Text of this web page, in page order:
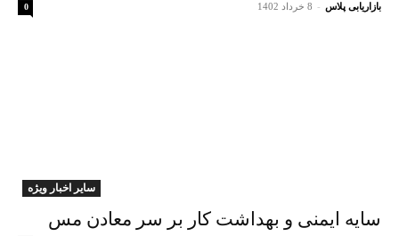
بازاریابی پلاس - 8 خرداد 1402 0
سایر اخبار ویژه
سایه ایمنی و بهداشت کار بر سر معادن مس